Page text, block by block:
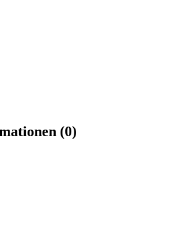
(0)